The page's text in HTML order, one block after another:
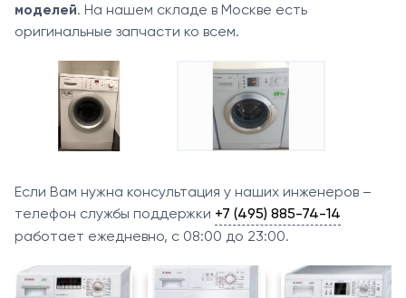
моделей. На нашем складе в Москве есть
оригинальные запчасти ко всем.
Если Вам нужна консультация у наших инженеров –
телефон службы поддержки +7 (495) 885-74-14
работает ежедневно, с 08:00 до 23:00.